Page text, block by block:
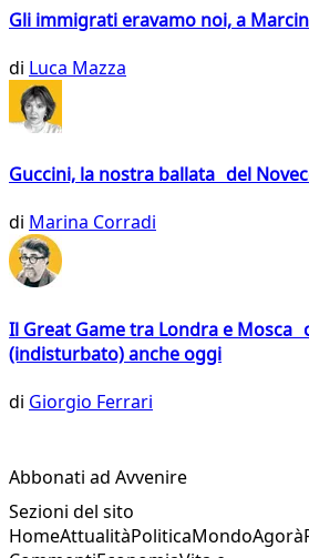
Gli immigrati eravamo noi, a
di Luca Mazza
Guccini, la nostra ballata del
di Marina Corradi
Il Great Game tra Londra e Mosca
(indisturbato) anche oggi
di Giorgio Ferrari
Abbonati ad Avvenire
Sezioni del sito
HomeAttualitàPoliticaMondoAgorà